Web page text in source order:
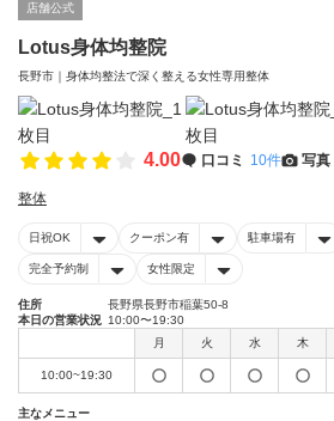
店舗公式
Lotus身体均整院
長野市｜身体均整法で深く整える女性専用整体
4.00 口コミ 10件 写真
整体
日祝OK クーポン有 駐車場有
完全予約制 女性限定
住所
長野県長野市稲葉50-8
本日の営業状況 10:00〜19:30
月
火 水 木
10:00~19:30
主なメニュー